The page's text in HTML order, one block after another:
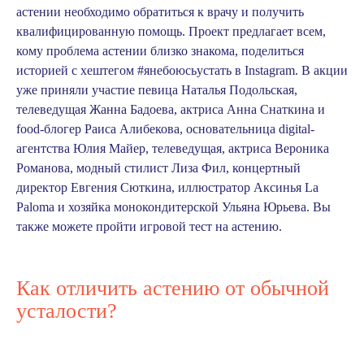
астении необходимо обратиться к врачу и получить
квалифицированную помощь. Проект предлагает всем,
кому проблема астении близко знакома, поделиться
историей с хештегом #янебоюсьустать в Instagram. В акции
уже приняли участие певица Наталья Подольская,
телеведущая Жанна Бадоева, актриса Анна Снаткина и
food-блогер Раиса Алибекова, основательница digital-
агентства Юлия Майер, телеведущая, актриса Вероника
Романова, модный стилист Лиза Фил, концертный
директор Евгения Сюткина, иллюстратор Аксинья La
Paloma и хозяйка монокондитерской Ульяна Юрьева. Вы
также можете пройти игровой тест на астению.
Как отличить астению от обычной
усталости?